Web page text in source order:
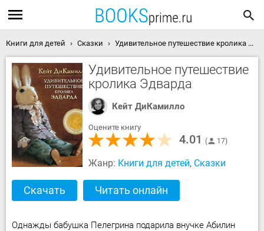
Книги для детей Сказки Удивительное путешествие кролика Эдварда скачать книгу
Удивительное путешествие
кролика Эдварда
Кейт ДиКамилло
Оцените книгу
4.01 17
Жанр: Книги для детей, Сказки
Скачать Читать онлайн
Однажды бабушка Пелегрина подарила внучке Абилин